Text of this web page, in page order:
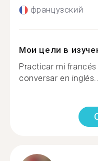
французский
Мои цели в
Practicar mi
conversar en